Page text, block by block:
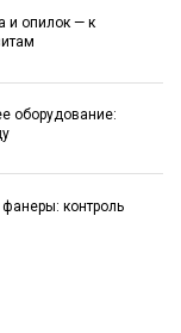
и опилок — к
оборудование:
контроль